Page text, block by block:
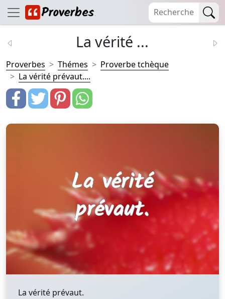
La vérité ...
Proverbes Thémes
Proverbe tchèque
La vérité prévaut....
La vérité prévaut.